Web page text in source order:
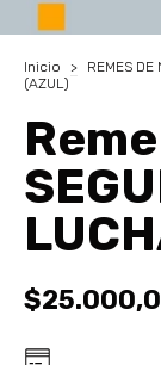
Inicio > REMES DE
(AZUL)